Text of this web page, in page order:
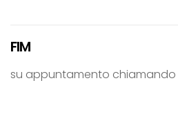
FIM
su appuntamento chiamando